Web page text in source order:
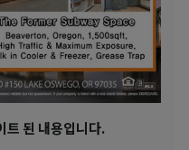
트 된 내용입니다.